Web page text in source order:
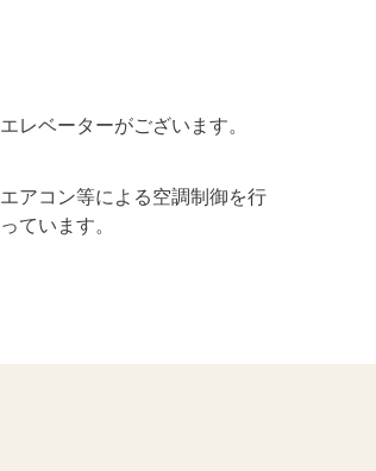
エレベーターがございます。
エアコン等による空調制御を行
っています。